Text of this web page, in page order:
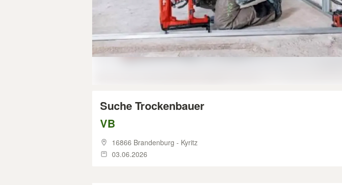
Suche Trockenbauer
VB
16866 Brandenburg - Kyritz
03.06.2026